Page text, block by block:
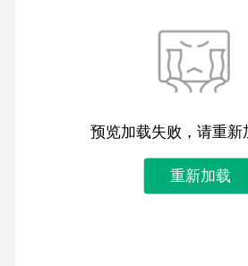
预览加载失败，请重新
重新加载